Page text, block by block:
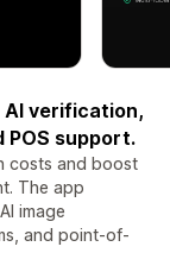
verification,
POS support.
costs and boost
The app
image
and point-of-